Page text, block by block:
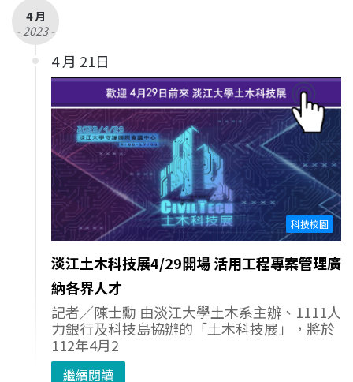
4 月
- 2023 -
4 月 21日
科技校園
淡江土木科技展4/29開場 活用工程專案管理廣
納各界人才
記者／陳士勳 由淡江大學土木系主辦、1111人
力銀行及科技島協辦的「土木科技展」，將於
112年4月2
繼續閱讀